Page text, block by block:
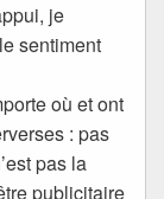
je
sentiment
où et ont
: pas
pas la
publicitaire